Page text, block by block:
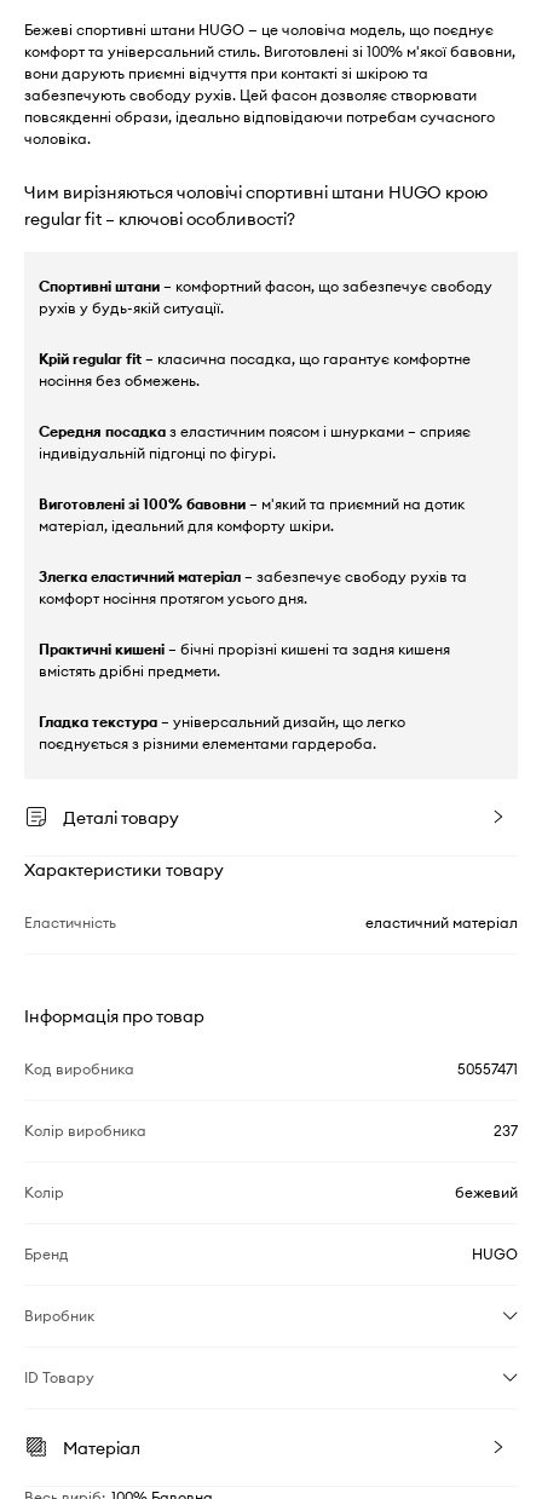
Бежеві спортивні штани HUGO — це чоловіча модель, що поєднує
комфорт та універсальний стиль. Виготовлені зі 100% м'якої бавовни,
вони дарують приємні відчуття при контакті зі шкірою та
забезпечують свободу рухів. Цей фасон дозволяє створювати
повсякденні образи, ідеально відповідаючи потребам сучасного
чоловіка.
Чим вирізняються чоловічі спортивні штани HUGO крою
regular fit – ключові особливості?
Спортивні штани – комфортний фасон, що забезпечує свободу
рухів у будь-якій ситуації.
Крій regular fit – класична посадка, що гарантує комфортне
носіння без обмежень.
Середня посадка з еластичним поясом і шнурками – сприяє
індивідуальній підгонці по фігурі.
Виготовлені зі 100% бавовни – м'який та приємний на дотик
матеріал, ідеальний для комфорту шкіри.
Злегка еластичний матеріал – забезпечує свободу рухів та
комфорт носіння протягом усього дня.
Практичні кишені – бічні прорізні кишені та задня кишеня
вмістять дрібні предмети.
Гладка текстура – універсальний дизайн, що легко
поєднується з різними елементами гардероба.
Деталі товару
Характеристики товару
Еластичність еластичний матеріал
Інформація про товар
Код виробника 50557471
Колір виробника 237
Колір бежевий
Бренд HUGO
Виробник
ID Товару
Матеріал